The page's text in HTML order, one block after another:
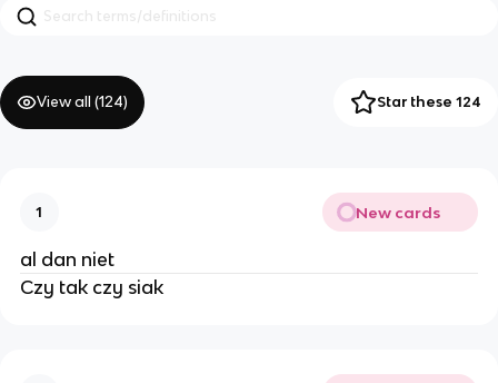
View all (124) Star these 124
1 New cards
al dan niet
Czy tak czy siak